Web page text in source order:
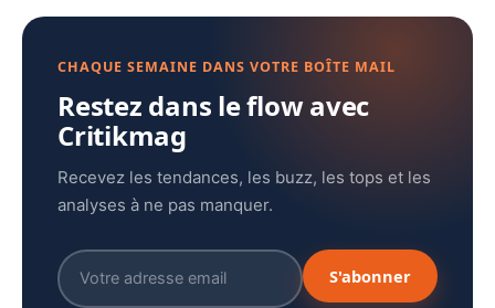
CHAQUE SEMAINE DANS VOTRE BOÎTE MAIL
Restez dans le flow avec
Critikmag
Recevez les tendances, les buzz, les tops et les
analyses à ne pas manquer.
S'abonner